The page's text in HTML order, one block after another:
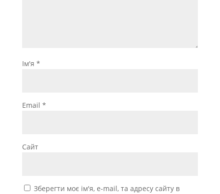
Ім'я *
Email *
Сайт
Зберегти моє ім'я, e-mail, та адресу сайту в